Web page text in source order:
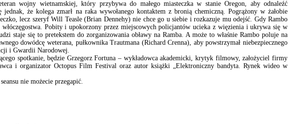
wojny wietnamskiej, który przybywa do małego miasteczka w stanie Oregon, aby odnaleźć
jednak, że kolega zmarł na raka wywołanego kontaktem z bronią chemiczną. Pogrążony w żałobie
lecz szeryf Will Teasle (Brian Dennehy) nie chce go u siebie i rozkazuje mu odejść. Gdy Rambo
Pobity i upokorzony przez miejscowych policjantów ucieka z więzienia i ukrywa się w
staje się to pretekstem do zorganizowania obławy na Ramba. A może to właśnie Rambo poluje na
dowódcę weterana, pułkownika Trautmana (Richard Crenna), aby powstrzymał niebezpiecznego
i Gwardii Narodowej.
spotkanie, będzie Grzegorz Fortuna – wykładowca akademicki, krytyk filmowy, założyciel firmy
i organizator Octopus Film Festival oraz autor książki „Elektroniczny bandyta. Rynek wideo w
nie możecie przegapić.